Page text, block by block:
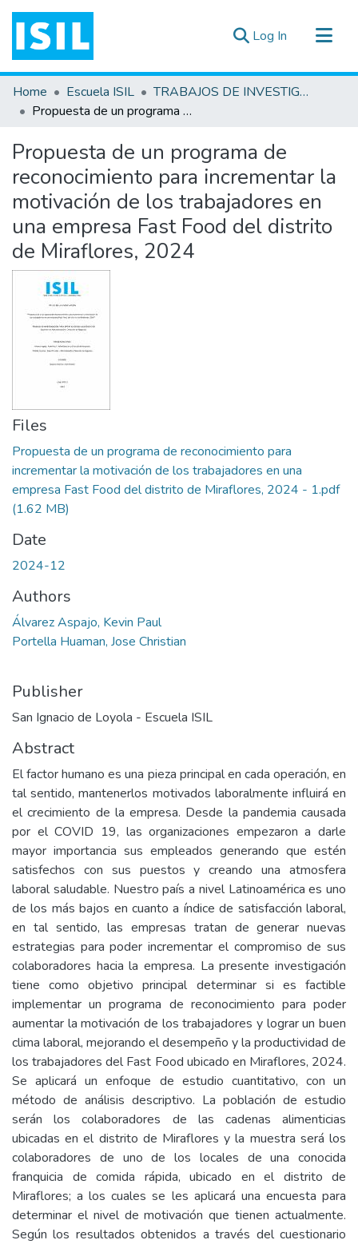
Log In (current)
All of DSpace
Statistics
Documentos ▾
Home Escuela ISIL
TRABAJOS DE INVESTIGACIÓN
Propuesta de un programa de reconocimiento para incrementar la motivación de los trabajadores en una empresa Fast Food del distrito de Miraflores, 2024
Propuesta de un programa de
reconocimiento para incrementar la
motivación de los trabajadores en
una empresa Fast Food del distrito
de Miraflores, 2024
Files
Propuesta de un programa de reconocimiento para
incrementar la motivación de los trabajadores en una
empresa Fast Food del distrito de Miraflores, 2024 - 1.pdf
(1.62 MB)
Date
2024-12
Authors
Álvarez Aspajo, Kevin Paul
Portella Huaman, Jose Christian
Publisher
San Ignacio de Loyola - Escuela ISIL
Abstract
El factor humano es una pieza principal en cada operación, en
tal sentido, mantenerlos motivados laboralmente influirá en
el crecimiento de la empresa. Desde la pandemia causada
por el COVID 19, las organizaciones empezaron a darle
mayor importancia sus empleados generando que estén
satisfechos con sus puestos y creando una atmosfera
laboral saludable. Nuestro país a nivel Latinoamérica es uno
de los más bajos en cuanto a índice de satisfacción laboral,
en tal sentido, las empresas tratan de generar nuevas
estrategias para poder incrementar el compromiso de sus
colaboradores hacia la empresa. La presente investigación
tiene como objetivo principal determinar si es factible
implementar un programa de reconocimiento para poder
aumentar la motivación de los trabajadores y lograr un buen
clima laboral, mejorando el desempeño y la productividad de
los trabajadores del Fast Food ubicado en Miraflores, 2024.
Se aplicará un enfoque de estudio cuantitativo, con un
método de análisis descriptivo. La población de estudio
serán los colaboradores de las cadenas alimenticias
ubicadas en el distrito de Miraflores y la muestra será los
colaboradores de uno de los locales de una conocida
franquicia de comida rápida, ubicado en el distrito de
Miraflores; a los cuales se les aplicará una encuesta para
determinar el nivel de motivación que tienen actualmente.
Según los resultados obtenidos a través del cuestionario